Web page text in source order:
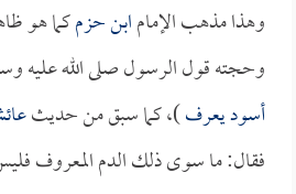
وهذا مذهب الإمامابن حزمكما هو
وحجته قول الرسول صلى الله عليه
أسود يعرف)، كما سبق من حديث
فقال: ما سوى ذلك الدم المعروف